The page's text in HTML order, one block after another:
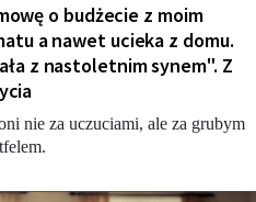
o budżecie z moim
a nawet ucieka z domu.
z nastoletnim synem". Z
nie za uczuciami, ale za grubym